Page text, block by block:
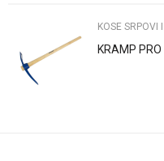
POŠALJI
KOSE SRPOVI
KRAMP